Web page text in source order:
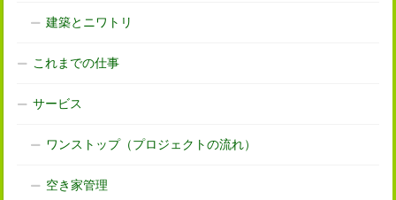
建築とニワトリ
これまでの仕事
サービス
ワンストップ（プロジェクトの流れ）
空き家管理